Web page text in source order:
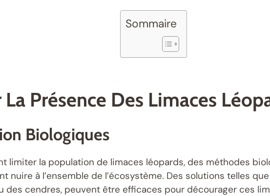
Sommaire
Présence Des Limaces
Biologiques
limiter la population de limaces léopards, des méthodes
nuire à l’ensemble de l’écosystème. Des solutions telles
des cendres, peuvent être efficaces pour décourager ces